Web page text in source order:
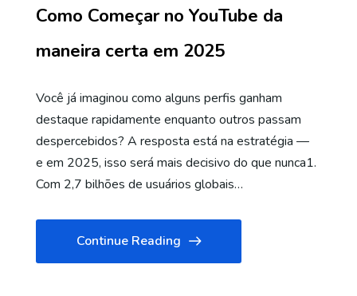
Como Começar no YouTube da
maneira certa em 2025
Você já imaginou como alguns perfis ganham
destaque rapidamente enquanto outros passam
despercebidos? A resposta está na estratégia —
e em 2025, isso será mais decisivo do que nunca1.
Com 2,7 bilhões de usuários globais…
Continue Reading